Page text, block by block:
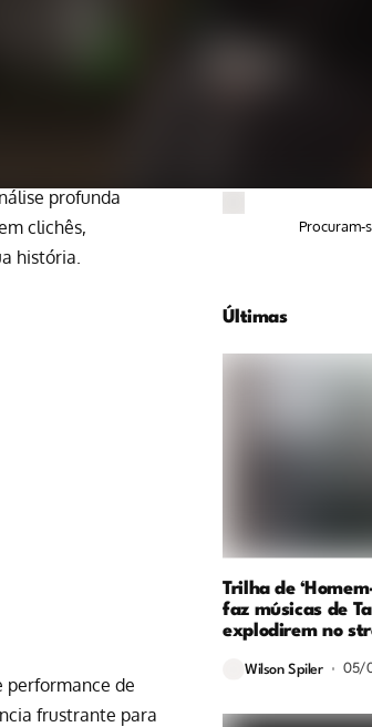
profunda
clichês,
história.
performance de
frustrante para
Procuram-
Últimas
Trilha de
faz músicas de
explodirem no
Wilson Spiler 05/